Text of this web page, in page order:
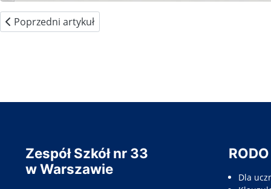
Poprzedni artykuł: Godziny pracy sekretariatu
Poprzedni artykuł
Zespół Szkół nr 33
w Warszawie
RODO
Dla